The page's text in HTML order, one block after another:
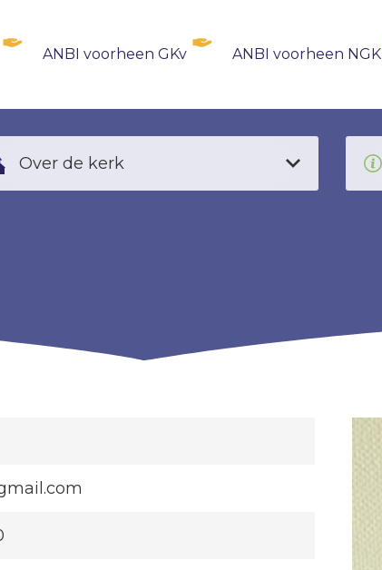
Over de kerk
ANBI voorheen GKv ANBI voorheen NGK